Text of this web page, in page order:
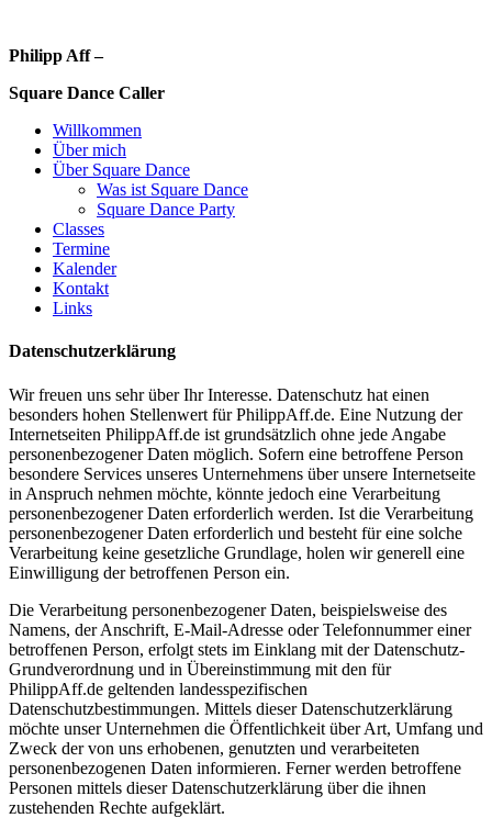
Philipp Aff –
Square Dance Caller
Willkommen
Über mich
Über Square Dance
Was ist Square Dance
Square Dance Party
Classes
Termine
Kalender
Kontakt
Links
Datenschutzerklärung
Wir freuen uns sehr über Ihr Interesse. Datenschutz hat einen
besonders hohen Stellenwert für PhilippAff.de. Eine Nutzung der
Internetseiten PhilippAff.de ist grundsätzlich ohne jede Angabe
personenbezogener Daten möglich. Sofern eine betroffene Person
besondere Services unseres Unternehmens über unsere Internetseite
in Anspruch nehmen möchte, könnte jedoch eine Verarbeitung
personenbezogener Daten erforderlich werden. Ist die Verarbeitung
personenbezogener Daten erforderlich und besteht für eine solche
Verarbeitung keine gesetzliche Grundlage, holen wir generell eine
Einwilligung der betroffenen Person ein.
Die Verarbeitung personenbezogener Daten, beispielsweise des
Namens, der Anschrift, E-Mail-Adresse oder Telefonnummer einer
betroffenen Person, erfolgt stets im Einklang mit der Datenschutz-
Grundverordnung und in Übereinstimmung mit den für
PhilippAff.de geltenden landesspezifischen
Datenschutzbestimmungen. Mittels dieser Datenschutzerklärung
möchte unser Unternehmen die Öffentlichkeit über Art, Umfang und
Zweck der von uns erhobenen, genutzten und verarbeiteten
personenbezogenen Daten informieren. Ferner werden betroffene
Personen mittels dieser Datenschutzerklärung über die ihnen
zustehenden Rechte aufgeklärt.